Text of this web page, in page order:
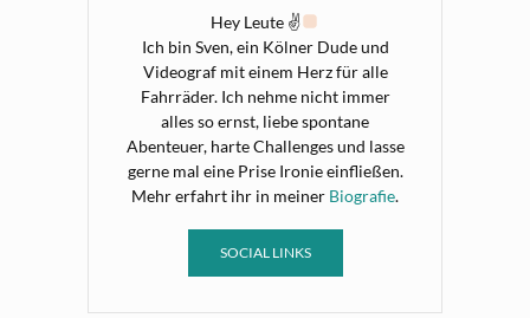
Hey Leute ✌
Ich bin Sven, ein Kölner Dude und
Videograf mit einem Herz für alle
Fahrräder. Ich nehme nicht immer
alles so ernst, liebe spontane
Abenteuer, harte Challenges und lasse
gerne mal eine Prise Ironie einfließen.
Mehr erfahrt ihr in meiner Biografie.
SOCIAL LINKS